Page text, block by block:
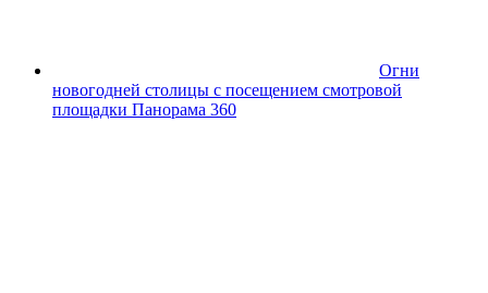
Огни
новогодней столицы с посещением смотровой
площадки Панорама 360